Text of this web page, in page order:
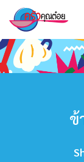
หน้าแรก
รายการย้อนห
ข้